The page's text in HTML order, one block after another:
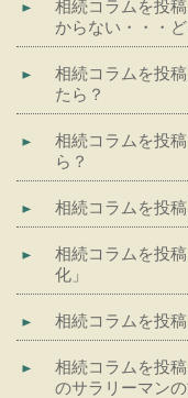
相続コラムを投
からない・・・
相続コラムを投
たら？
相続コラムを投
ら？
相続コラムを投
相続コラムを投
化」
相続コラムを投
相続コラムを投
のサラリーマンの